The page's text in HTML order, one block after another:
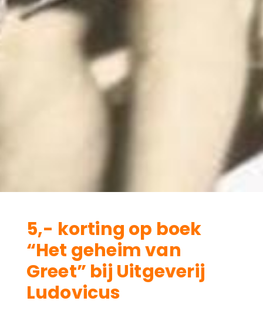
5,- korting op boek
“Het geheim van
Greet” bij Uitgeverij
Ludovicus